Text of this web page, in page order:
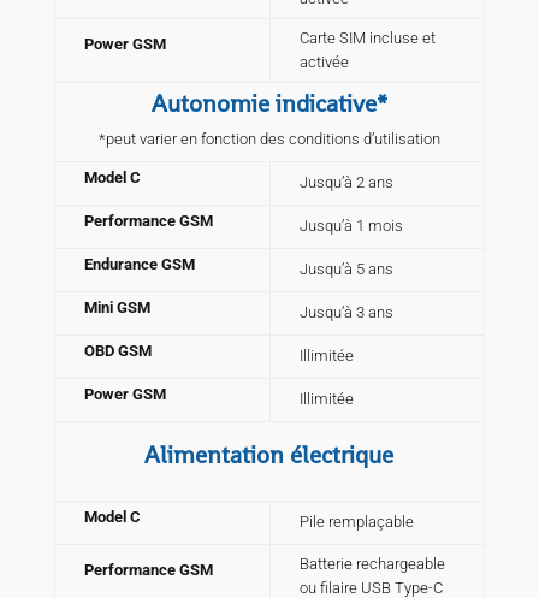
Power GSM
Carte SIM incluse et
activée
Autonomie indicative*
*peut varier en fonction des conditions d’utilisation
Model C Jusqu’à 2 ans
Performance GSM Jusqu’à 1 mois
Endurance GSM Jusqu’à 5 ans
Mini GSM Jusqu’à 3 ans
OBD GSM Illimitée
Power GSM Illimitée
Alimentation électrique
Model C Pile remplaçable
Performance GSM
Batterie rechargeable
ou filaire USB Type-C